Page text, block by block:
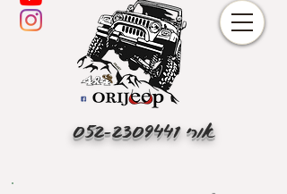
אורי052-2309441